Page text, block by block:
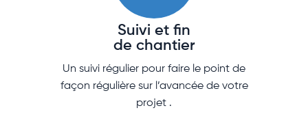
Suivi et fin
de chantier
Un suivi régulier pour faire le point de
façon régulière sur l’avancée de votre
projet .